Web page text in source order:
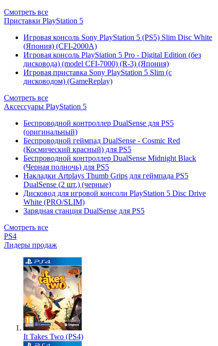
Смотреть все
Приставки PlayStation 5
Игровая консоль Sony PlayStation 5 (PS5) Slim Disc White
(Япония) (CFI-2000A)
Игровая консоль PlayStation 5 Pro - Digital Edition (без
дисковода) (model CFI-7000) (R-3) (Япония)
Игровая приставка Sony PlayStation 5 Slim (с
дисководом) (GameReplay)
Смотреть все
Аксессуары PlayStation 5
Беспроводной контроллер DualSense для PS5
(оригинальный)
Беспроводной геймпад DualSense - Cosmic Red
(Космический красный) для PS5
Беспроводной контроллер DualSense Midnight Black
(Черная полночь) для PS5
Накладки Artplays Thumb Grips для геймпада PS5
DualSense (2 шт.) (черные)
Дисковод для игровой консоли PlayStation 5 Disc Drive
White (PRO/SLIM)
Зарядная станция DualSense для PS5
Смотреть все
PS4
Лидеры продаж
It Takes Two (PS4)